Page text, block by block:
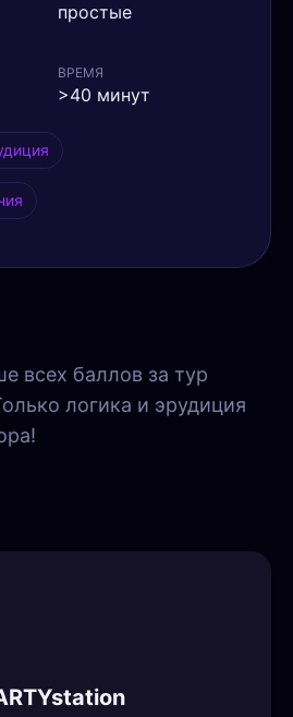
простые
ВРЕМЯ
>40 минут
всех баллов за тур
логика и эрудиция